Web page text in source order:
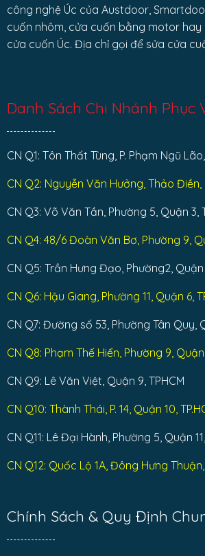
công nghệ Úc của Austdoor,
cuốn nhôm, cửa cuốn bằng motor hay
cửa cuốn Úc. Địa chỉ gọi để sửa cửa
Danh Sách Chi Nhánh Phục
CN Q1: Tôn Thất Tùng, P. Phạm Ngũ
CN Q2: Nguyễn Văn Hưởng, Thảo Điền,
CN Q3: Võ Văn Tần, Phường 5, Quận 3,
CN Q4: 48/6 Đoàn Văn Bơ, Phường 9,
CN Q5: Trần Hưng Đạo, Phường2, Quận
CN Q6: Hậu Giang, Phường 11, Quận 6,
CN Q7: Đường số 53, Phường Tân Quy,
CN Q8: Phạm Thế Hiển, Phường 9, Quận
CN Q9: Lê Văn Việt, Quận 9, TPHCM
CN Q10: Thành Thái, P. 14, Quận 10,
CN Q11: Lê Đại Hành, Phường 5, Quận
CN Q12: Quốc Lộ 1A, Đông Hưng
Chính Sách & Quy Định